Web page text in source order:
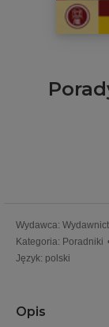
Wydawca:
Kategoria: Poradniki
Język: polski
Opis